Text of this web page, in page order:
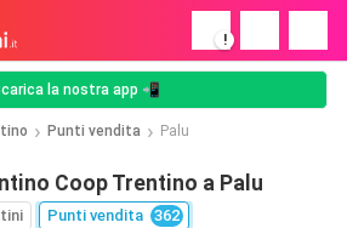
!
la nostra app 📲
Punti vendita Palu
Coop Trentino a Palu
Punti vendita 362